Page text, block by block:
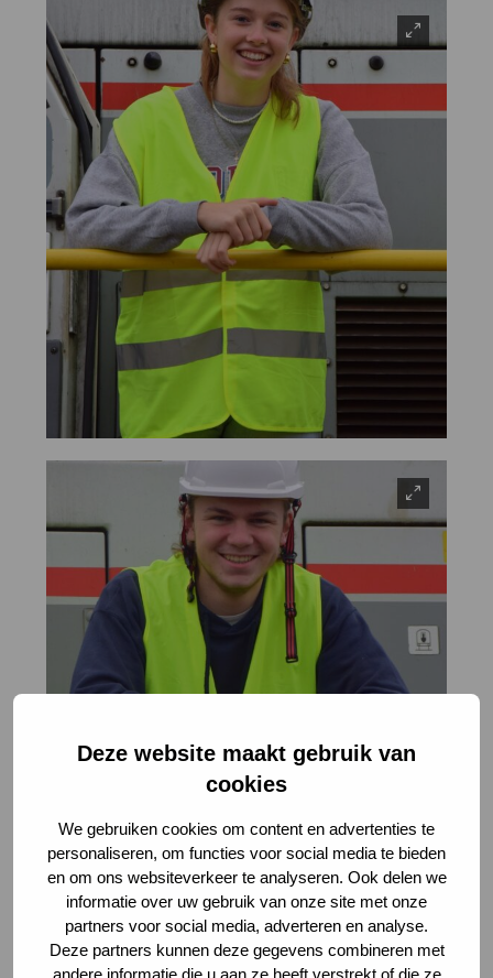
Deze website maakt gebruik van
cookies
We gebruiken cookies om content en advertenties te
personaliseren, om functies voor social media te bieden
en om ons websiteverkeer te analyseren. Ook delen we
informatie over uw gebruik van onze site met onze
partners voor social media, adverteren en analyse.
Deze partners kunnen deze gegevens combineren met
andere informatie die u aan ze heeft verstrekt of die ze